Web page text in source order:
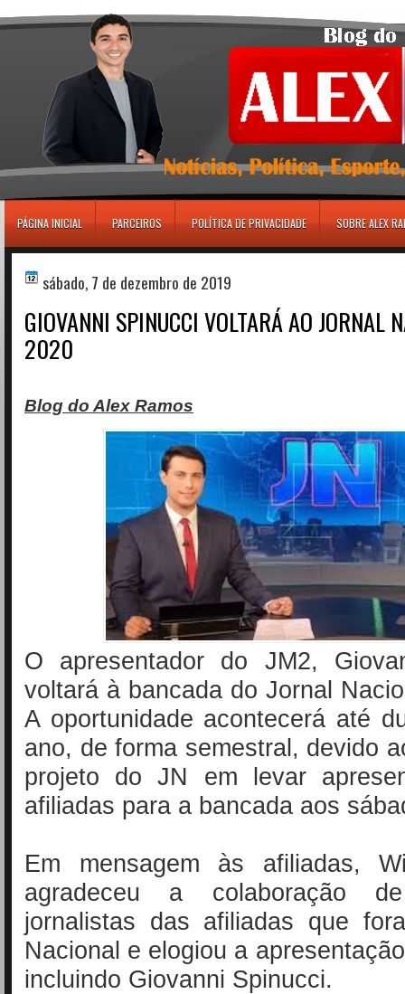
PÁGINA INICIAL PARCEIROS POLÍTICA DE PRIVACIDADE SOBRE ALEX
sábado, 7 de dezembro de 2019
GIOVANNI SPINUCCI VOLTARÁ AO JORNAL
2020
Blog do Alex Ramos
O apresentador do JM2,
voltará à bancada do Jornal
A oportunidade acontecerá até
ano, de forma semestral, devido
projeto do JN em levar
afiliadas para a bancada aos
Em mensagem às afiliadas,
agradeceu a colaboração
jornalistas das afiliadas que
Nacional e elogiou a
incluindo Giovanni Spinucci.